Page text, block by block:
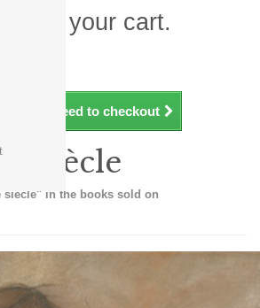
in your cart.
Proceed to checkout
siècle
siècle" in the books sold on